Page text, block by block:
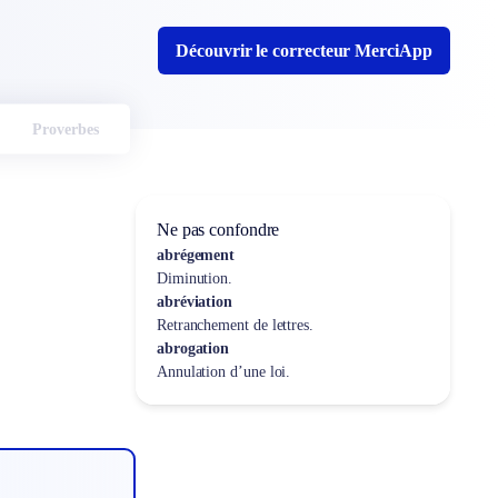
Découvrir le correcteur MerciApp
Proverbes
Ne pas confondre
abrégement
Diminution.
abréviation
Retranchement de lettres.
abrogation
Annulation d’une loi.